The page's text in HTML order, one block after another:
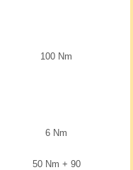
100 Nm
6 Nm
50 Nm + 90